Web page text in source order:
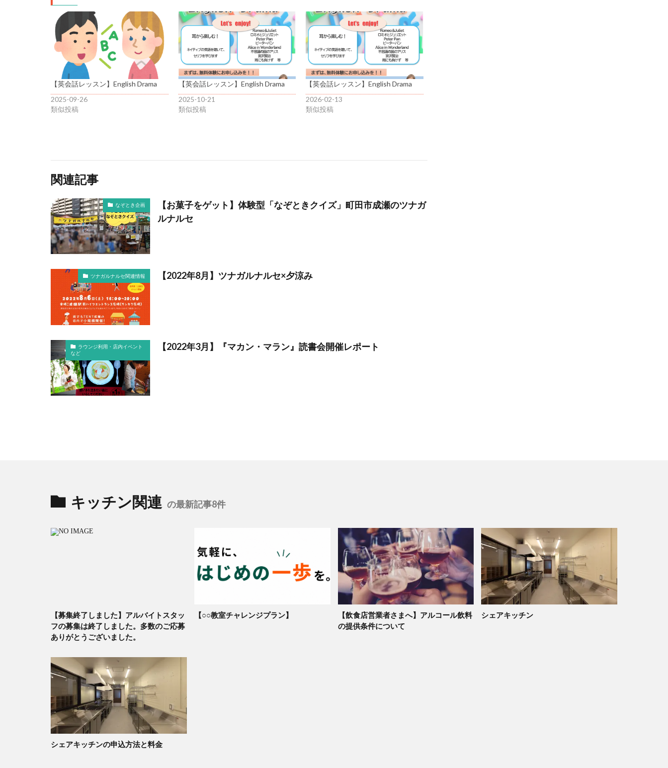
【英会話レッスン】English Drama
2025-09-26
類似投稿
【英会話レッスン】English Drama
2025-10-21
類似投稿
【英会話レッスン】English Drama
2026-02-13
類似投稿
関連記事
なぞとき企画
【お菓子をゲット】体験型「なぞときクイズ」町田市成瀬のツナガ
ルナルセ
ツナガルナルセ関連情報 【2022年8月】ツナガルナルセ×夕涼み
ラウンジ利用・店内イベント
など
【2022年3月】『マカン・マラン』読書会開催レポート
キッチン関連 の最新記事8件
【募集終了しました】アルバイトスタッ
フの募集は終了しました。多数のご応募
ありがとうございました。
【○○教室チャレンジプラン】
【飲食店営業者さまへ】アルコール飲料
の提供条件について
シェアキッチン
シェアキッチンの申込方法と料金